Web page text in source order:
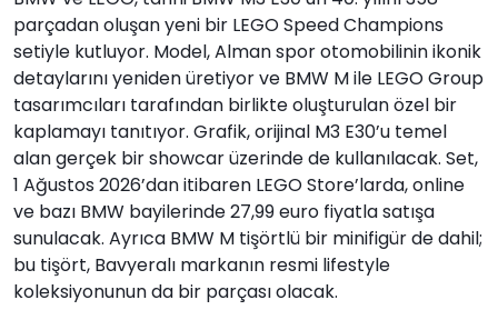
parçadan oluşan yeni bir LEGO Speed Champions
setiyle kutluyor. Model, Alman spor otomobilinin ikonik
detaylarını yeniden üretiyor ve BMW M ile LEGO Group
tasarımcıları tarafından birlikte oluşturulan özel bir
kaplamayı tanıtıyor. Grafik, orijinal M3 E30’u temel
alan gerçek bir showcar üzerinde de kullanılacak. Set,
1 Ağustos 2026’dan itibaren LEGO Store’larda, online
ve bazı BMW bayilerinde 27,99 euro fiyatla satışa
sunulacak. Ayrıca BMW M tişörtlü bir minifigür de dahil;
bu tişört, Bavyeralı markanın resmi lifestyle
koleksiyonunun da bir parçası olacak.